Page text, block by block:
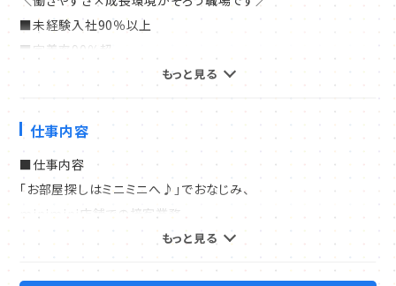
■未経験入社90％以上
■定着率90％超
■100％反響営業（飛び込み・テレアポなし）
■知識・資格ゼロからOK
■資格取得で月2万円UP
■完全週休2日／年休119日
■残業月20h以下
■昇給・賞与年2回
■20代で管理職昇格の実績あり
「営業はハードそう」「不動産は専門知識が必要…」
もっと見る
仕事内容
■仕事内容
「お部屋探しはミニミニへ♪」でおなじみ、
minimini店舗での接客業務。
新生活をスタートされるお客様の
理想のお部屋探しをサポートしていただきます。
もっと見る